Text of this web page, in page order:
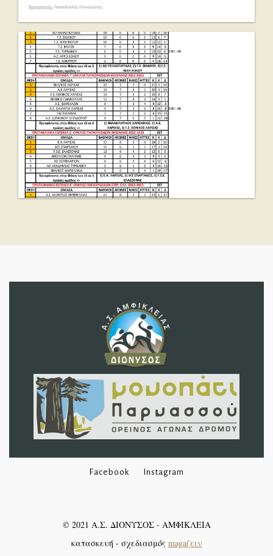
Facebook Instagram
© 2021 Α.Σ. ΔΙΟΝΥΣΟΣ - ΑΜΦΙΚΛΕΙΑ
κατασκευή - σχεδιασμός magaζειν